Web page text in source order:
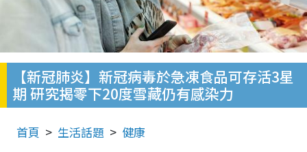
【新冠肺炎】新冠病毒於急凍食品可存活3星
期 研究揭零下20度雪藏仍有感染力
首頁 生活話題 健康